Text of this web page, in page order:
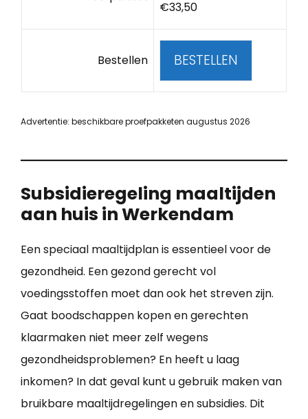
€33,50
Bestellen BESTELLEN
Advertentie: beschikbare proefpakketen augustus 2026
Subsidieregeling maaltijden
aan huis in Werkendam
Een speciaal maaltijdplan is essentieel voor de
gezondheid. Een gezond gerecht vol
voedingsstoffen moet dan ook het streven zijn.
Gaat boodschappen kopen en gerechten
klaarmaken niet meer zelf wegens
gezondheidsproblemen? En heeft u laag
inkomen? In dat geval kunt u gebruik maken van
bruikbare maaltijdregelingen en subsidies. Dit